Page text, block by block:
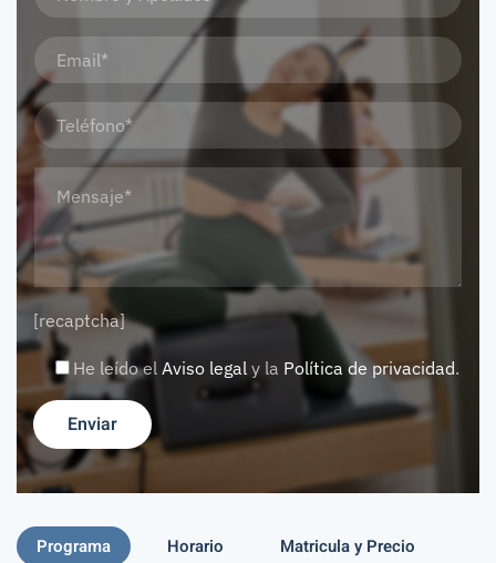
[recaptcha]
He leído el Aviso legal y la Política de privacidad.
Programa Horario
Matricula y Precio